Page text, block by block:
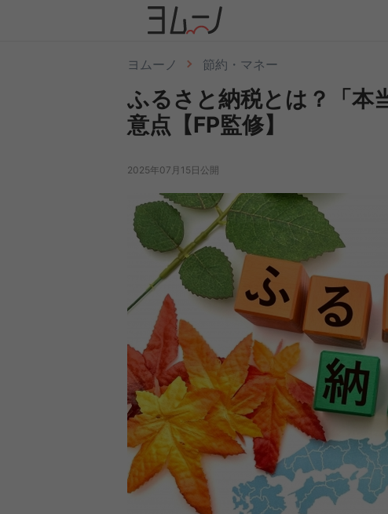
ヨムーノ 節約・マネー
ふるさと納税とは？「本
意点【FP監修】
2025年07月15日公開